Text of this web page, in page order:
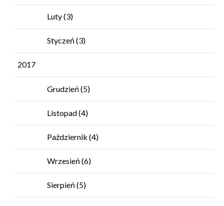
Luty(3)
Styczeń (3)
2017
Grudzień (5)
Listopad(4)
Październik (4)
Wrzesień (6)
Sierpień (5)